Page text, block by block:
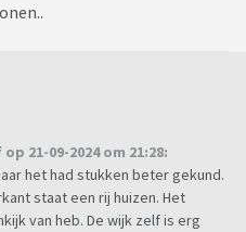
21-09-2024 om 21:28:
het had stukken beter gekund.
staat een rij huizen. Het
van heb. De wijk zelf is erg